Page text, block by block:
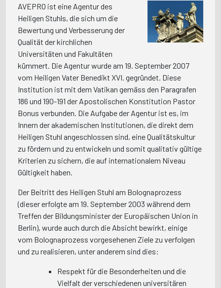
AVEPRO ist eine Agentur des
Heiligen Stuhls, die sich um die
Bewertung und Verbesserung der
Qualität der kirchlichen
Universitäten und Fakultäten
kümmert. Die Agentur wurde am 19. September 2007
vom Heiligen Vater Benedikt XVI. gegründet. Diese
Institution ist mit dem Vatikan gemäss den Paragrafen
186 und 190-191 der Apostolischen Konstitution Pastor
Bonus verbunden. Die Aufgabe der Agentur ist es, im
Innern der akademischen Institutionen, die direkt dem
Heiligen Stuhl angeschlossen sind, eine Qualitätskultur
zu fördern und zu entwickeln und somit qualitativ gültige
Kriterien zu sichern, die auf internationalem Niveau
Gültigkeit haben.
Der Beitritt des Heiligen Stuhl am Bolognaprozess
(dieser erfolgte am 19. September 2003 während dem
Treffen der Bildungsminister der Europäischen Union in
Berlin), wurde auch durch die Absicht bewirkt, einige
vom Bolognaprozess vorgesehenen Ziele zu verfolgen
und zu realisieren, unter anderem sind dies:
Respekt für die Besonderheiten und die
Vielfalt der verschiedenen universitären